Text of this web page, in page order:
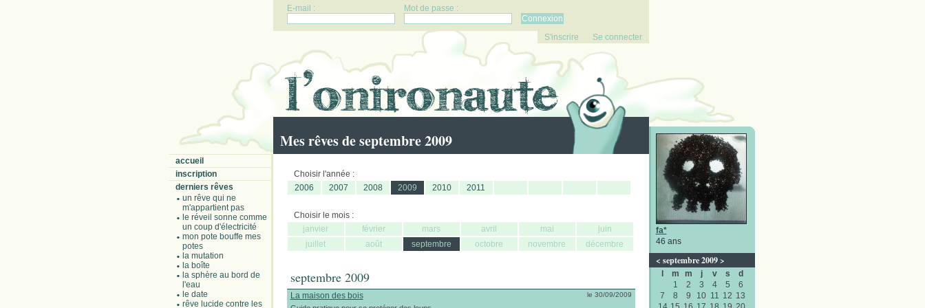
E-mail : Mot de passe :
S'inscrire Se connecter
Mes rêves de septembre 2009
accueil
inscription
derniers rêves
un rêve qui ne
m'appartient pas
le réveil sonne comme
un coup d'électricité
mon pote bouffe mes
potes
la mutation
la boîte
la sphère au bord de
l'eau
le date
rêve lucide contre les
fa*
46 ans
< septembre 2009 >
m m j v s
d
1
2 3 4 5
6
7
8 9 10 11 12 13
Choisir l'année :
2006
2007 2008 2009 2010 2011
Choisir le mois :
janvier
février mars avril mai
juin
juillet
août septembre octobre novembre décembre
septembre 2009
La maison des bois le 30/09/2009